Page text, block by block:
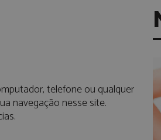
telefone ou qualquer
navegação nesse site.